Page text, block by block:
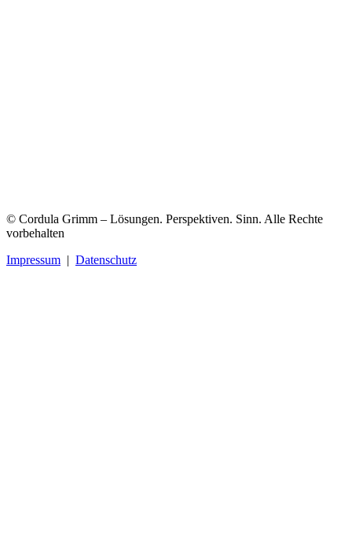
© Cordula Grimm – Lösungen. Perspektiven. Sinn. Alle Rechte
vorbehalten
Impressum | Datenschutz